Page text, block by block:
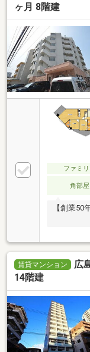
ヶ月 8階建
ファミ
角部屋
【創業50
賃貸マンション
広
14階建